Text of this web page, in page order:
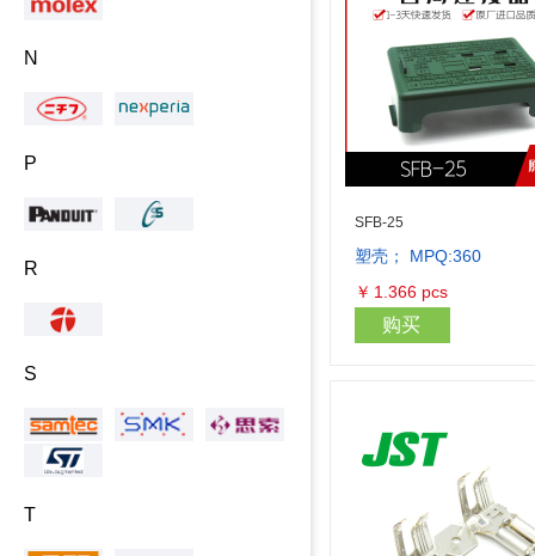
N
P
R
S
T
SFB-25
塑壳； MPQ:360
￥ 1.366 pcs
购买